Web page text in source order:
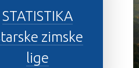
STATISTIKA
zimske
lige